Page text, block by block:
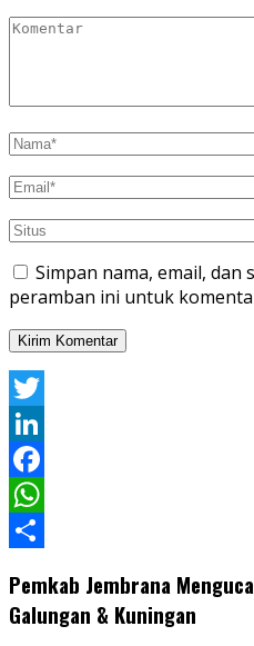
Simpan nama, email, dan
peramban ini untuk
Twitter
LinkedIn
Facebook
WhatsApp
Pemkab Jembrana
Galungan & Kuningan